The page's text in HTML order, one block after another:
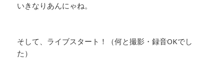
いきなりあんにゃね。
そして、ライブスタート！（何と撮影・録音OKでし
た）